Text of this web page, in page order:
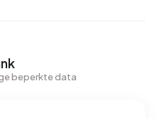
beperkte data